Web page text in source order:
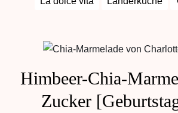
Himbeer-Chia-
Zucker